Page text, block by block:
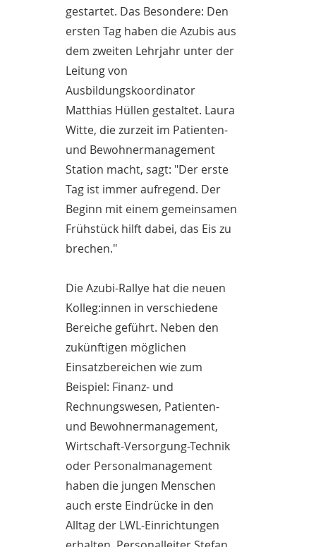
gestartet. Das Besondere: Den
ersten Tag haben die Azubis aus
dem zweiten Lehrjahr unter der
Leitung von
Ausbildungskoordinator
Matthias Hüllen gestaltet. Laura
Witte, die zurzeit im Patienten-
und Bewohnermanagement
Station macht, sagt: "Der erste
Tag ist immer aufregend. Der
Beginn mit einem gemeinsamen
Frühstück hilft dabei, das Eis zu
brechen."
Die Azubi-Rallye hat die neuen
Kolleg:innen in verschiedene
Bereiche geführt. Neben den
zukünftigen möglichen
Einsatzbereichen wie zum
Beispiel: Finanz- und
Rechnungswesen, Patienten-
und Bewohnermanagement,
Wirtschaft-Versorgung-Technik
oder Personalmanagement
haben die jungen Menschen
auch erste Eindrücke in den
Alltag der LWL-Einrichtungen